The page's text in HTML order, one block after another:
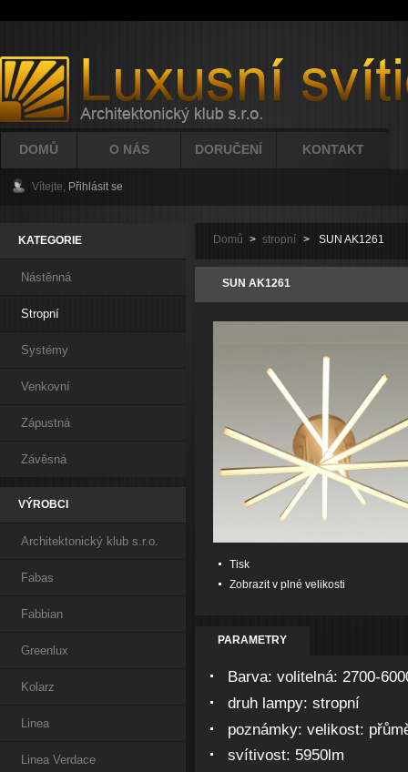
DOMŮ O NÁS DORUČENÍ KONTAKT
Vítejte, Přihlásit se
KATEGORIE
Nástěnná
Stropní
Systémy
Venkovní
Zápustná
Závěsná
VÝROBCI
Architektonický klub s.r.o.
Fabas
Fabbian
Greenlux
Kolarz
Linea
Linea Verdace
Domů > stropní > SUN AK1261
SUN AK1261
Tisk
Zobrazit v plné velikosti
PARAMETRY
Barva: volitelná: 2700-
druh lampy: stropní
poznámky: velikost:
svítivost: 5950lm